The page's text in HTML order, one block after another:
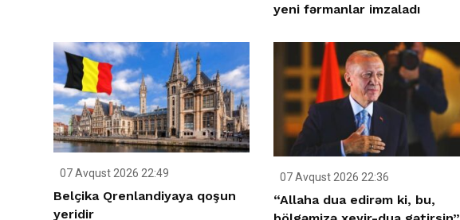
yeni fərmanlar imzaladı
07 Avqust 2026 22:49
Belçika Qrenlandiyaya qoşun
yeridir
07 Avqust 2026 22:36
“Allaha dua edirəm ki, bu,